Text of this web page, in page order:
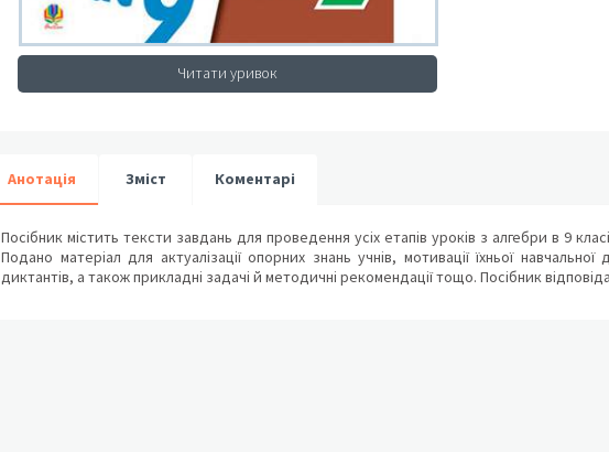
Читати уривок
Анотація Зміст Коментарі
Посібник містить тексти завдань для проведення усіх етапів уроків з алгебри в 9
Подано матеріал для актуалізації опорних знань учнів, мотивації їхньої
диктантів, а також прикладні задачі й методичні рекомендації тощо. Посібник